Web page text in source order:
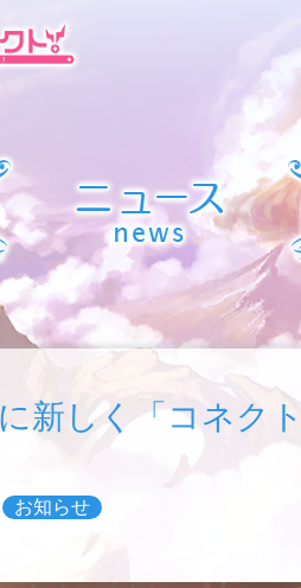
新しく「コネク
お知らせ